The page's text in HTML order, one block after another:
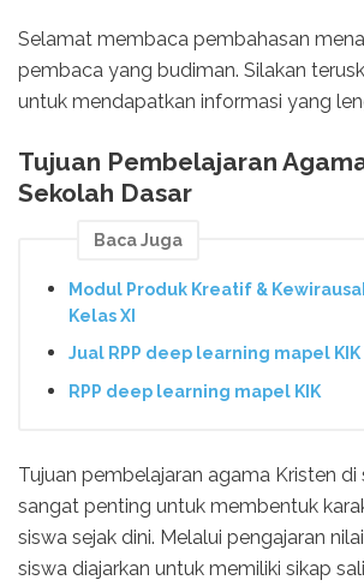
Selamat membaca pembahasan
pembaca yang budiman. Silakan
untuk mendapatkan informasi yang
Tujuan Pembelajaran
Sekolah Dasar
Baca Juga
Modul Produk Kreatif &
Kelas XI
Jual RPP deep learning mapel KIK
RPP deep learning mapel KIK
Tujuan pembelajaran agama Kristen di
sangat penting untuk membentuk
siswa sejak dini. Melalui pengajaran
siswa diajarkan untuk memiliki sikap